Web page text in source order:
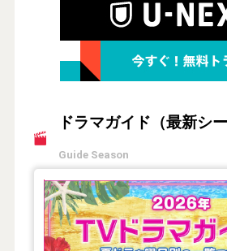
ドラマガイド（最新シー
Guide Season
【2026年夏】TVドラマガ